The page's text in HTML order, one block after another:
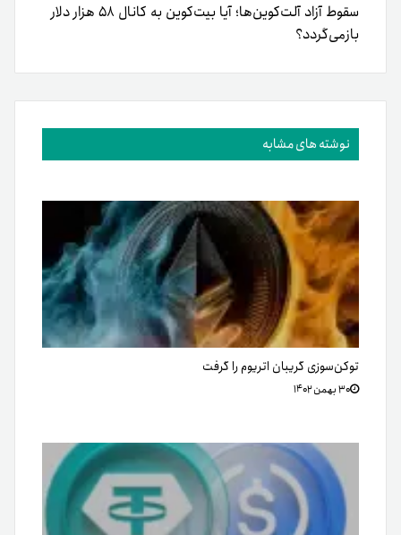
سقوط آزاد آلت‌کوین‌ها؛ آیا بیت‌کوین به کانال ۵۸ هزار دلار
بازمی‌گردد؟
نوشته های مشابه
توکن‌سوزی گریبان اتریوم را گرفت
۳۰ بهمن ۱۴۰۲